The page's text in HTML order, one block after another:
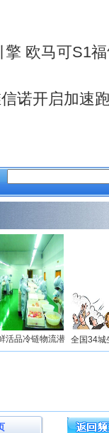
欧马可S1
诺开启加速
活品冷链物流潜 全国34城